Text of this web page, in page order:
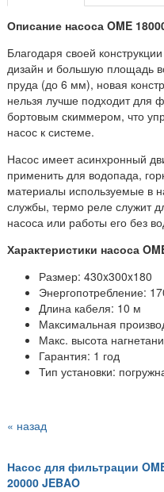
Описание насоса OME
Благодаря своей
дизайн и большую площадь
пруда (до 6 мм), новая
нельзя лучше подходит для
бортовым скиммером, что
насос к системе.
Насос имеет асинхронный
применить для водопада,
материалы используемые в
службы, термо реле служит
насоса или работы его без
Характеристики насоса
Размер: 430x300x180
Энергопотребление:
Длина кабеля: 10 м
Максимальная
Макс. высота
Гарантия: 1 год
Тип установки:
« назад
Насос для фильтрации
20000 JEBAO